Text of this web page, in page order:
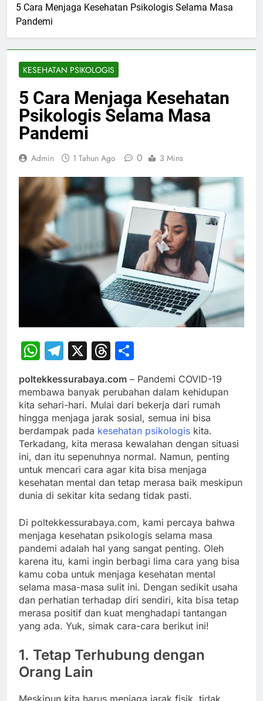
5 Cara Menjaga Kesehatan Psikologis Selama Masa
Pandemi
KESEHATAN PSIKOLOGIS
5 Cara Menjaga Kesehatan
Psikologis Selama Masa
Pandemi
Admin 1 Tahun Ago 0 3 Mins
WhatsApp
Telegram
X Threads
poltekkessurabaya.com – Pandemi COVID-19
membawa banyak perubahan dalam kehidupan
kita sehari-hari. Mulai dari bekerja dari rumah
hingga menjaga jarak sosial, semua ini bisa
berdampak pada kesehatan psikologis kita.
Terkadang, kita merasa kewalahan dengan situasi
ini, dan itu sepenuhnya normal. Namun, penting
untuk mencari cara agar kita bisa menjaga
kesehatan mental dan tetap merasa baik meskipun
dunia di sekitar kita sedang tidak pasti.
Di poltekkessurabaya.com, kami percaya bahwa
menjaga kesehatan psikologis selama masa
pandemi adalah hal yang sangat penting. Oleh
karena itu, kami ingin berbagi lima cara yang bisa
kamu coba untuk menjaga kesehatan mental
selama masa-masa sulit ini. Dengan sedikit usaha
dan perhatian terhadap diri sendiri, kita bisa tetap
merasa positif dan kuat menghadapi tantangan
yang ada. Yuk, simak cara-cara berikut ini!
1. Tetap Terhubung dengan
Orang Lain